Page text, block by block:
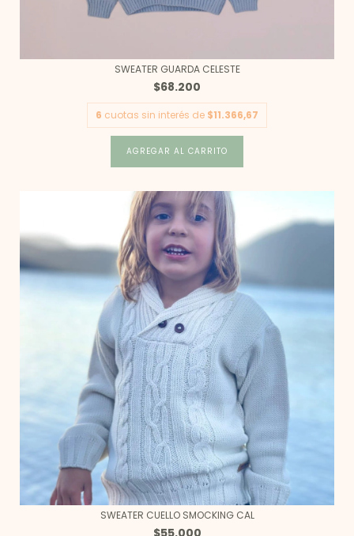
SWEATER GUARDA CELESTE
$68.200
6 cuotas sin interés de $11.366,67
AGREGAR AL CARRITO
SWEATER CUELLO SMOCKING CAL
$55.000